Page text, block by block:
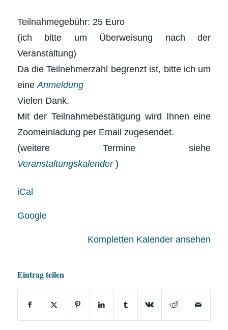
Teilnahmegebühr: 25 Euro
(ich bitte um Überweisung nach der
Veranstaltung)
Da die Teilnehmerzahl begrenzt ist, bitte ich um
eineAnmeldung
Vielen Dank.
Mit der Teilnahmebestätigung wird Ihnen eine
Zoomeinladung per Email zugesendet.
(weitere Termine siehe
Veranstaltungskalender)
iCal
Google
Kompletten Kalender ansehen
Eintrag teilen